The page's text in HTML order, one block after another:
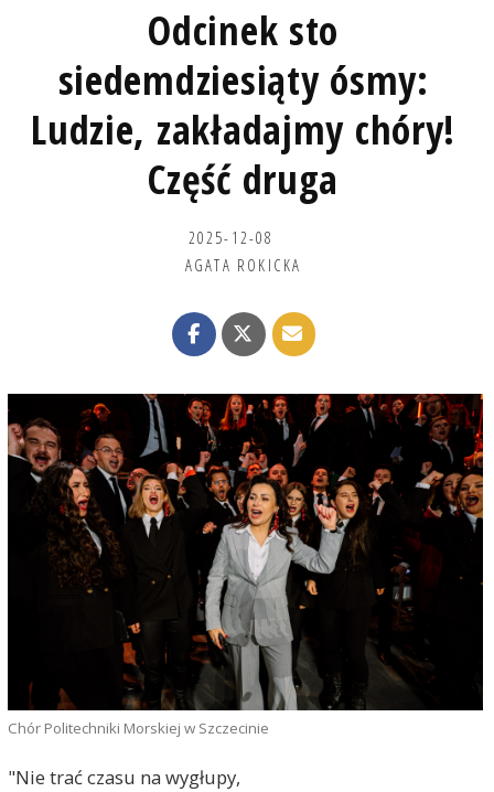
Odcinek sto
siedemdziesiąty ósmy:
Ludzie, zakładajmy chóry!
Część druga
2025-12-08
AGATA ROKICKA
Chór Politechniki Morskiej w Szczecinie
"Nie trać czasu na wygłupy,